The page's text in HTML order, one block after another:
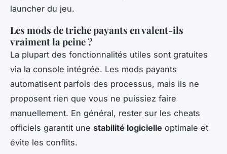
launcher du jeu.
Les mods de triche payants en valent-ils
vraiment la peine ?
La plupart des fonctionnalités utiles sont gratuites
via la console intégrée. Les mods payants
automatisent parfois des processus, mais ils ne
proposent rien que vous ne puissiez faire
manuellement. En général, rester sur les cheats
officiels garantit une stabilité logicielle optimale et
évite les conflits.